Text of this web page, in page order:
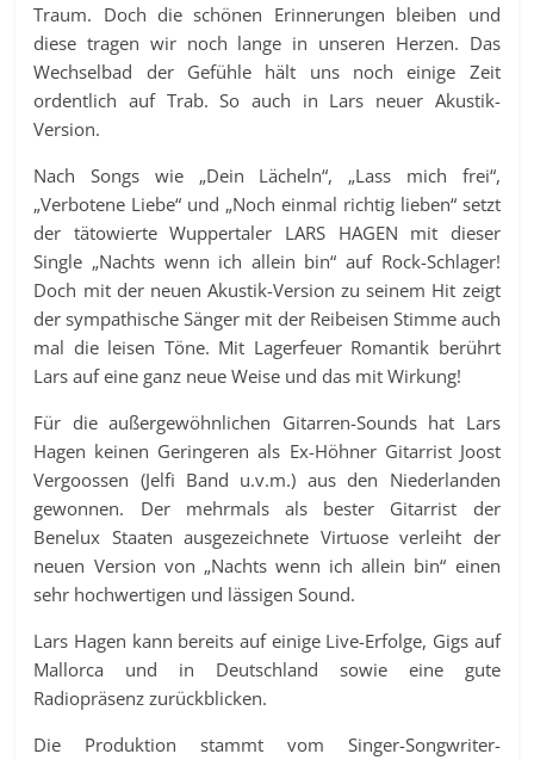
Traum. Doch die schönen Erinnerungen bleiben und
diese tragen wir noch lange in unseren Herzen. Das
Wechselbad der Gefühle hält uns noch einige Zeit
ordentlich auf Trab. So auch in Lars neuer Akustik-
Version.
Nach Songs wie „Dein Lächeln“, „Lass mich frei“,
„Verbotene Liebe“ und „Noch einmal richtig lieben“ setzt
der tätowierte Wuppertaler LARS HAGEN mit dieser
Single „Nachts wenn ich allein bin“ auf Rock-Schlager!
Doch mit der neuen Akustik-Version zu seinem Hit zeigt
der sympathische Sänger mit der Reibeisen Stimme auch
mal die leisen Töne. Mit Lagerfeuer Romantik berührt
Lars auf eine ganz neue Weise und das mit Wirkung!
Für die außergewöhnlichen Gitarren-Sounds hat Lars
Hagen keinen Geringeren als Ex-Höhner Gitarrist Joost
Vergoossen (Jelfi Band u.v.m.) aus den Niederlanden
gewonnen. Der mehrmals als bester Gitarrist der
Benelux Staaten ausgezeichnete Virtuose verleiht der
neuen Version von „Nachts wenn ich allein bin“ einen
sehr hochwertigen und lässigen Sound.
Lars Hagen kann bereits auf einige Live-Erfolge, Gigs auf
Mallorca und in Deutschland sowie eine gute
Radiopräsenz zurückblicken.
Die Produktion stammt vom Singer-Songwriter-